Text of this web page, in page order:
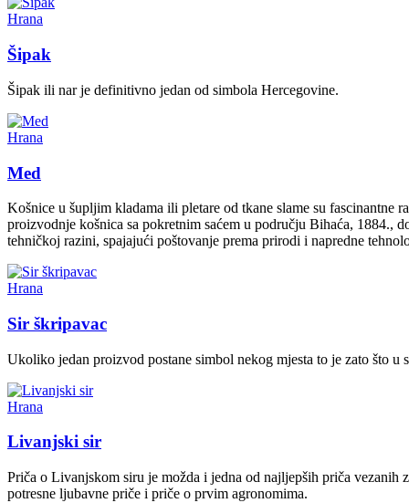
Hrana
Šipak
Šipak ili nar je definitivno jedan od simbola Hercegovine.
Hrana
Med
Košnice u šupljim kladama ili pletare od tkane slame su
proizvodnje košnica sa pokretnim saćem u području Bihaća, 1884.,
tehničkoj razini, spajajući poštovanje prema prirodi i napredne
Hrana
Sir škripavac
Ukoliko jedan proizvod postane simbol nekog mjesta to je zato što
Hrana
Livanjski sir
Priča o Livanjskom siru je možda i jedna od najljepših priča
potresne ljubavne priče i priče o prvim agronomima.